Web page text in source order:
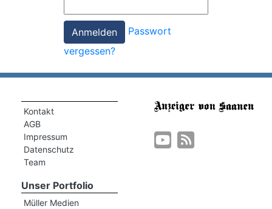
Passwort
vergessen?
Kontakt
AGB
Impressum
Datenschutz
Team
Unser Portfolio
Müller Medien